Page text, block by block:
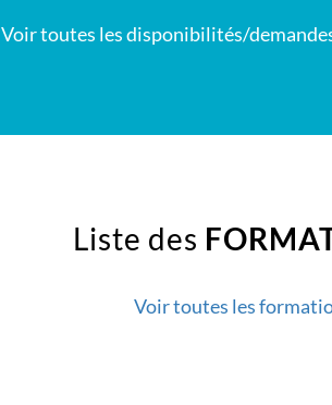
Voir toutes les disponibilités/
Liste des
Voir toutes les